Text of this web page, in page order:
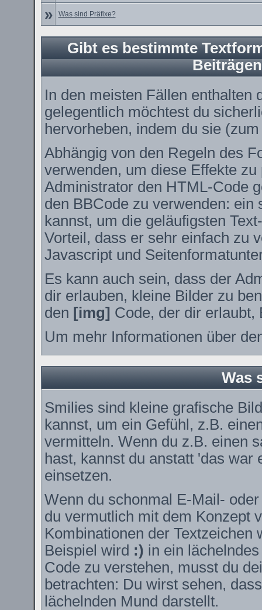
» Was sind Präfixe?
Gibt es bestimmte
In den meisten Fällen enthalten
gelegentlich möchtest du
hervorheben, indem du sie
Abhängig von den Regeln des
verwenden, um diese Effekte
Administrator den HTML-Code
den BBCode zu verwenden: ein
kannst, um die geläufigsten
Vorteil, dass er sehr einfach zu
Javascript und
Es kann auch sein, dass der
dir erlauben, kleine Bilder zu
den [img] Code, der dir erlaubt,
Um mehr Informationen über
Was
Smilies sind kleine grafische
kannst, um ein Gefühl, z.B.
vermitteln. Wenn du z.B. einen
hast, kannst du anstatt 'das
einsetzen.
Wenn du schonmal E-Mail-
du vermutlich mit dem Konzept
Kombinationen der
Beispiel wird :) in ein
Code zu verstehen, musst du
betrachten: Du wirst sehen,
lächelnden Mund darstellt.